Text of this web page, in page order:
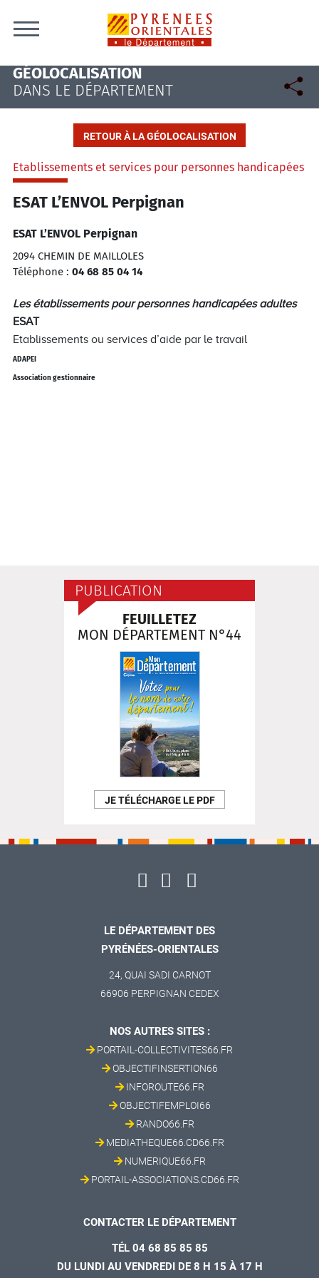
GÉOLOCALISATION
DANS LE DÉPARTEMENT
RETOUR À LA GÉOLOCALISATION
Etablissements et services pour personnes handicapées
ESAT L’ENVOL Perpignan
ESAT L’ENVOL Perpignan
2094 CHEMIN DE MAILLOLES
Téléphone : 04 68 85 04 14
Les établissements pour personnes handicapées adultes
ESAT
Etablissements ou services d’aide par le travail
ADAPEI
Association gestionnaire
PUBLICATION
FEUILLETEZ
MON DÉPARTEMENT N°44
JE TÉLÉCHARGE LE PDF
LE DÉPARTEMENT DES
PYRÉNÉES-ORIENTALES
24, QUAI SADI CARNOT
66906 PERPIGNAN CEDEX
NOS AUTRES SITES :
PORTAIL-COLLECTIVITES66.FR
OBJECTIFINSERTION66
INFOROUTE66.FR
OBJECTIFEMPLOI66
RANDO66.FR
MEDIATHEQUE66.CD66.FR
NUMERIQUE66.FR
PORTAIL-ASSOCIATIONS.CD66.FR
CONTACTER LE DÉPARTEMENT
TÉL 04 68 85 85 85
DU LUNDI AU VENDREDI DE 8 H 15 À 17 H